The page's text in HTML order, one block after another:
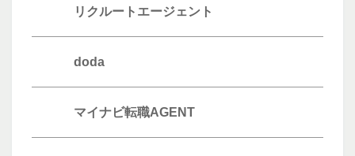
リクルートエージェント
doda
マイナビ転職AGENT